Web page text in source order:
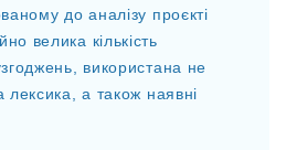
до аналізу проєкті
велика кількість
використана не
лексика, а також наявні